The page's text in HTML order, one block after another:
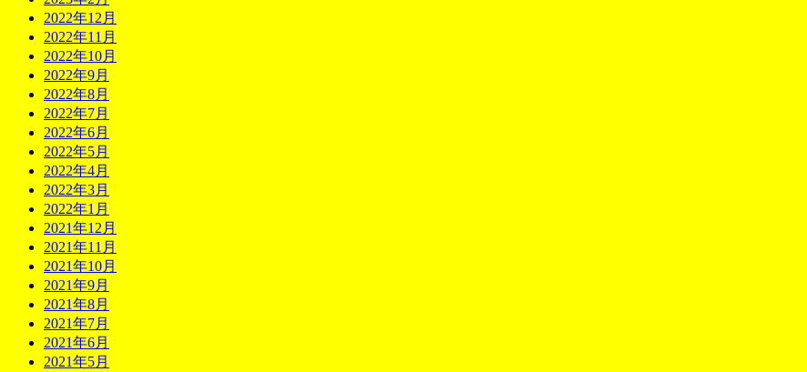
2022年12月
2022年11月
2022年10月
2022年9月
2022年8月
2022年7月
2022年6月
2022年5月
2022年4月
2022年3月
2022年1月
2021年12月
2021年11月
2021年10月
2021年9月
2021年8月
2021年7月
2021年6月
2021年5月